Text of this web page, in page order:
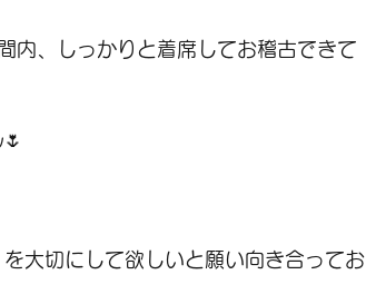
内、しっかりと着席してお稽古できて
大切にして欲しいと願い向き合ってお